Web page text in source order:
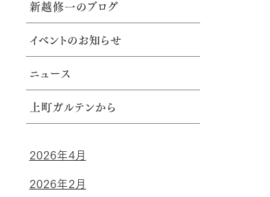
新越修一のブログ
イベントのお知らせ
ニュース
上町ガルテンから
2026年4月
2026年2月